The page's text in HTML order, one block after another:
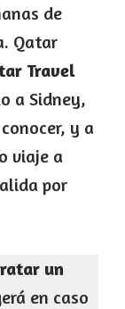
de
Qatar
Travel
a Sidney,
y a
viaje a
por
un
en caso